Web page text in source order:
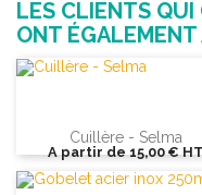
LES CLIENTS
ONT ÉGALEMENT
Cuillère - Selma
A partir de15,00 €